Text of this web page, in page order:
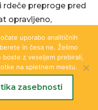
rdeče preproge pred
opravljeno,
ko gostje
bolniki, ki pa so po
kjr sva midva.
naredijo dobro, ni
skrb, da se vodi
uporabo analitičnih
in česa ne. Želimo
z veseljem prebirali,
na spletnem mestu.
zasebnosti